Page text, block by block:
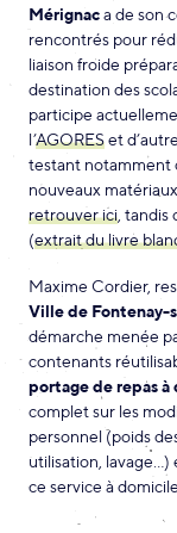
Mérignaca de son
rencontrés pour
liaison froide
destination des
participe
l’AGORESet
testant notamment
nouveaux
retrouver ici ,
(extrait du livre
Maxime Cordier,
Ville de Fontenay-
démarche menée
contenants
portage de repas à
complet sur les
personnel (poids
utilisation, lavage…)
ce service à